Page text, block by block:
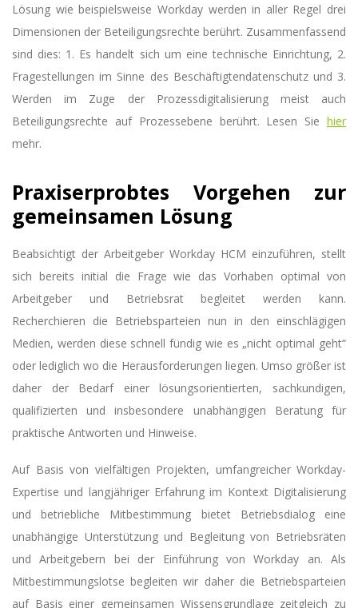
Lösung wie beispielsweise Workday werden in aller Regel drei
Dimensionen der Beteiligungsrechte berührt. Zusammenfassend
sind dies: 1. Es handelt sich um eine technische Einrichtung, 2.
Fragestellungen im Sinne des Beschäftigtendatenschutz und 3.
Werden im Zuge der Prozessdigitalisierung meist auch
Beteiligungsrechte auf Prozessebene berührt. Lesen Sie hier
mehr.
Praxiserprobtes Vorgehen zur
gemeinsamen Lösung
Beabsichtigt der Arbeitgeber Workday HCM einzuführen, stellt
sich bereits initial die Frage wie das Vorhaben optimal von
Arbeitgeber und Betriebsrat begleitet werden kann.
Recherchieren die Betriebsparteien nun in den einschlägigen
Medien, werden diese schnell fündig wie es „nicht optimal geht“
oder lediglich wo die Herausforderungen liegen. Umso größer ist
daher der Bedarf einer lösungsorientierten, sachkundigen,
qualifizierten und insbesondere unabhängigen Beratung für
praktische Antworten und Hinweise.
Auf Basis von vielfältigen Projekten, umfangreicher Workday-
Expertise und langjähriger Erfahrung im Kontext Digitalisierung
und betriebliche Mitbestimmung bietet Betriebsdialog eine
unabhängige Unterstützung und Begleitung von Betriebsräten
und Arbeitgebern bei der Einführung von Workday an. Als
Mitbestimmungslotse begleiten wir daher die Betriebsparteien
auf Basis einer gemeinsamen Wissensgrundlage zeitgleich zu